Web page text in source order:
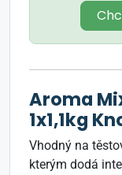
Aroma
1x1,1kg
Vhodný na
kterým dodá